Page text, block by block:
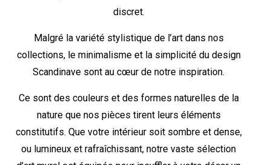
discret.
Malgré la variété stylistique de l’art dans nos
collections, le minimalisme et la simplicité du design
Scandinave sont au cœur de notre inspiration.
Ce sont des couleurs et des formes naturelles de la
nature que nos pièces tirent leurs éléments
constitutifs. Que votre intérieur soit sombre et dense,
ou lumineux et rafraîchissant, notre vaste sélection